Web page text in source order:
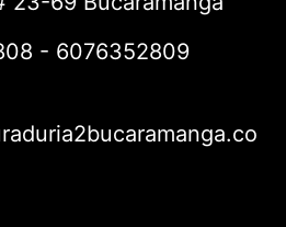
- 6076352809